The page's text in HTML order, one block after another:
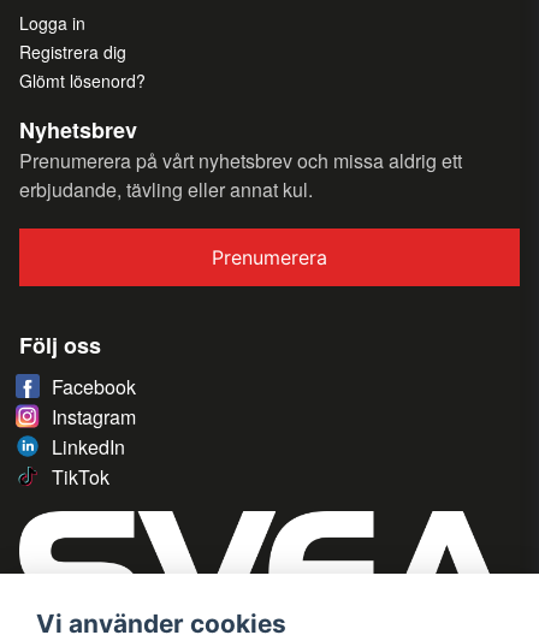
Logga in
Registrera dig
Glömt lösenord?
Nyhetsbrev
Prenumerera på vårt nyhetsbrev och missa aldrig ett
erbjudande, tävling eller annat kul.
Prenumerera
Följ oss
Facebook
Instagram
LinkedIn
TikTok
Vi använder cookies